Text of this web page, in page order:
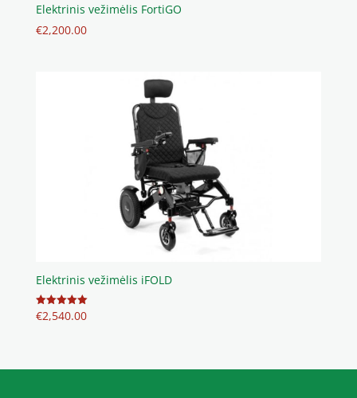
Elektrinis vežimėlis FortiGO
€2,200.00
Elektrinis vežimėlis iFOLD
Įvertinimas:
5.00
€2,540.00